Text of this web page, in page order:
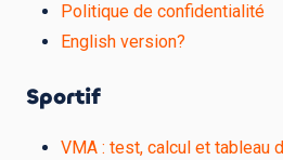
Politique de confidentialité
English version?
Sportif
VMA : test, calcul et tableau